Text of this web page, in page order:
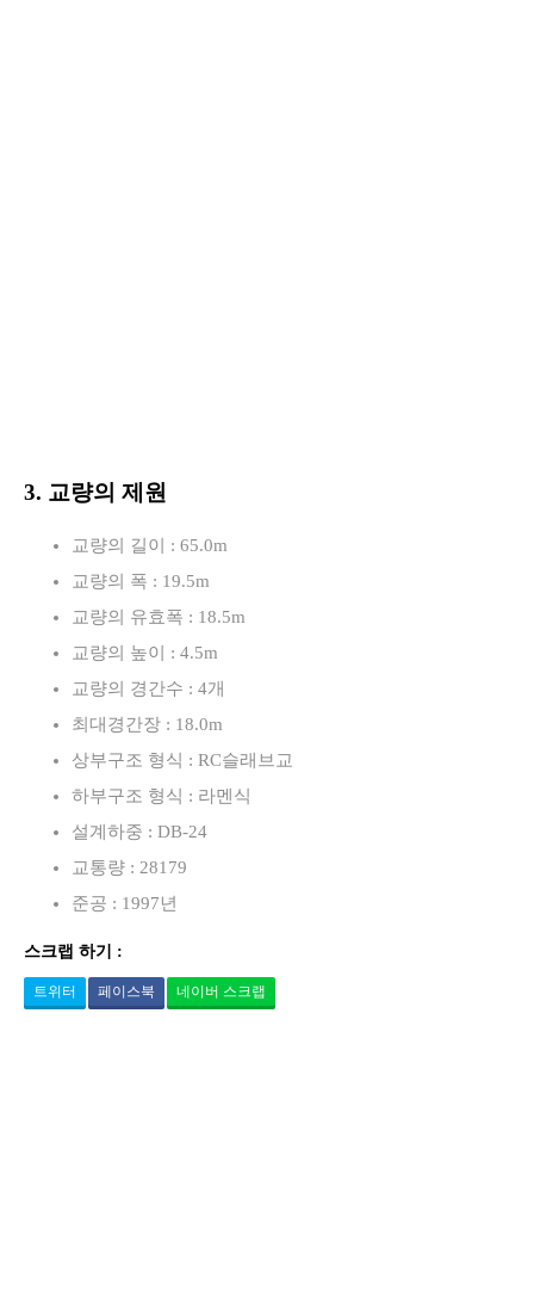
3. 교량의 제원
교량의 길이 : 65.0m
교량의 폭 : 19.5m
교량의 유효폭 : 18.5m
교량의 높이 : 4.5m
교량의 경간수 : 4개
최대경간장 : 18.0m
상부구조 형식 : RC슬래브교
하부구조 형식 : 라멘식
설계하중 : DB-24
교통량 : 28179
준공 : 1997년
스크랩 하기 :
트위터 페이스북 네이버 스크랩